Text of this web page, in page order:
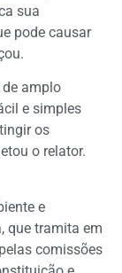
sua
pode causar
amplo
e simples
os
o relator.
e
que tramita em
comissões